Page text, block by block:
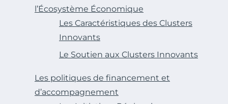
l’Écosystème Économique
Les Caractéristiques des Clusters
Innovants
Le Soutien aux Clusters Innovants
Les politiques de financement et
d’accompagnement